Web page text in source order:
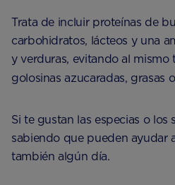
Trata de incluir proteínas de
carbohidratos, lácteos y una
y verduras, evitando al mismo
golosinas azucaradas, grasas
Si te gustan las especias o los
sabiendo que pueden ayudar
también algún día.